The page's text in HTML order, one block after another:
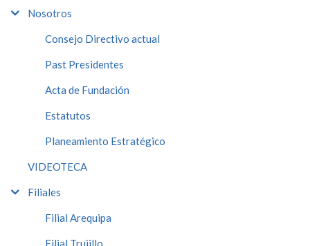
Nosotros
Consejo Directivo actual
Past Presidentes
Acta de Fundación
Estatutos
Planeamiento Estratégico
VIDEOTECA
Filiales
Filial Arequipa
Filial Trujillo